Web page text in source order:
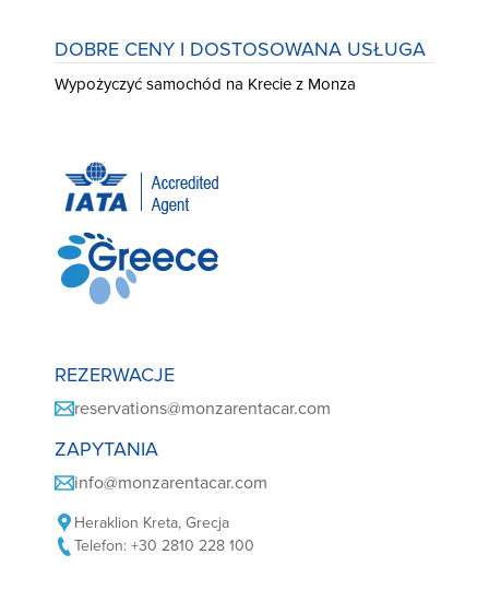
DOBRE CENY I DOSTOSOWANA USŁUGA
Wypożyczyć samochód na Krecie z Monza
REZERWACJE
reservations@monzarentacar.com
ZAPYTANIA
info@monzarentacar.com
Heraklion Kreta, Grecja
Telefon: +30 2810 228 100